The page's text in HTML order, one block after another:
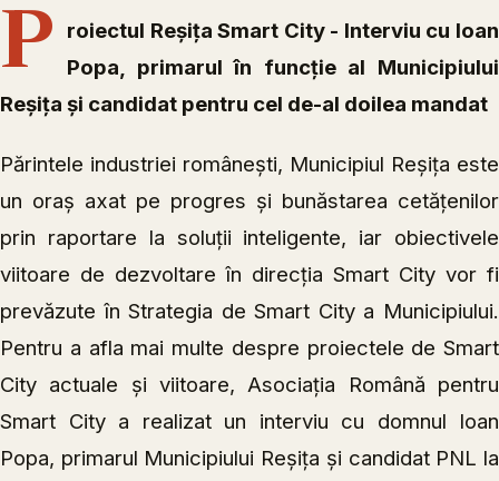
P
roiectul Reșița Smart City - Interviu cu Ioan
Popa, primarul în funcție al Municipiului
Reșița și candidat pentru cel de-al doilea mandat
Părintele industriei românești, Municipiul Reșița este
un oraș axat pe progres și bunăstarea cetățenilor
prin raportare la soluții inteligente, iar obiectivele
viitoare de dezvoltare în direcția Smart City vor fi
prevăzute în Strategia de Smart City a Municipiului.
Pentru a afla mai multe despre proiectele de Smart
City actuale și viitoare, Asociația Română pentru
Smart City a realizat un interviu cu domnul Ioan
Popa, primarul Municipiului Reșița și candidat PNL la